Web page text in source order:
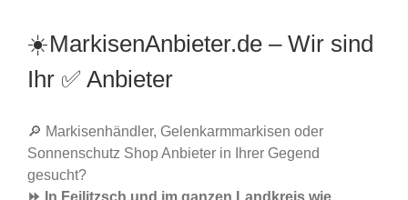
☀️MarkisenAnbieter.de – Wir sind
Ihr ✅ Anbieter
🔎 Markisenhändler, Gelenkarmmarkisen oder
Sonnenschutz Shop Anbieter in Ihrer Gegend
gesucht?
⏩ In Feilitzsch und im ganzen Landkreis wie